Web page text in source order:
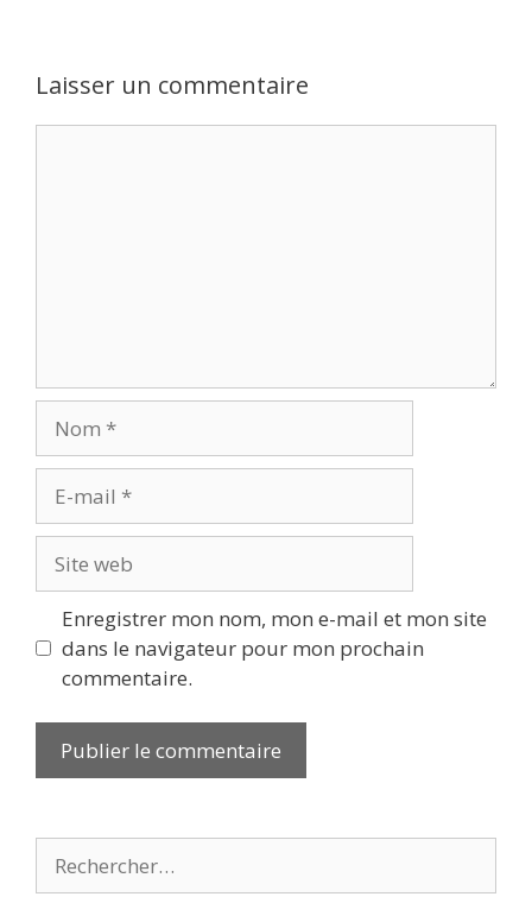
Laisser un commentaire
mail
web
Enregistrer mon nom, mon e-mail et mon site
dans le navigateur pour mon prochain
commentaire.